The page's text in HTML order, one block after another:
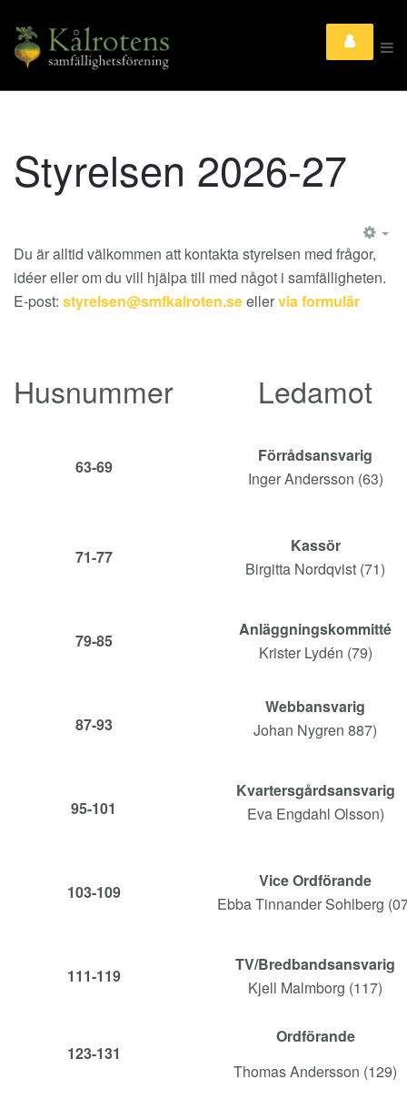
Styrelsen 2026-27
Du är alltid välkommen att kontakta styrelsen med frågor,
idéer eller om du vill hjälpa till med något i samfälligheten.
E-post:
ellervia formulär
Husnummer Ledamot
63-69
Förrådsansvarig
Inger Andersson (63)
71-77
Kassör
Birgitta Nordqvist (71)
79-85
Anläggningskommitté
Krister Lydén (79)
87-93
Webbansvarig
Johan Nygren 887)
95-101
Kvartersgårdsansvarig
Eva Engdahl Olsson)
103-109
Vice Ordförande
Ebba Tinnander Sohlberg
111-119
TV/Bredbandsansvarig
Kjell Malmborg (117)
123-131
Ordförande
Thomas Andersson (129)